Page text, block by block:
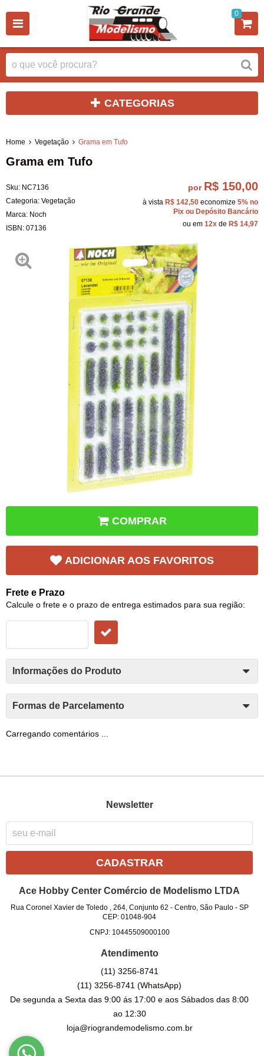
0
CATEGORIAS
Home Vegetação Grama em Tufo
Grama em Tufo
Sku: NC7136
Categoria: Vegetação
Marca: Noch
ISBN: 07136
por R$ 150,00
à vista R$ 142,50 economize 5% no
Pix ou Depósito Bancário
ou em 12x de R$ 14,97
COMPRAR
ADICIONAR AOS FAVORITOS
Frete e Prazo
Calcule o frete e o prazo de entrega estimados para sua região:
Informações do Produto
Formas de Parcelamento
Carregando comentários ...
Newsletter
CADASTRAR
Ace Hobby Center Comércio de Modelismo LTDA
Rua Coronel Xavier de Toledo , 264, Conjunto 62 - Centro, São Paulo- SP
CEP: 01048-904
CNPJ: 10445509000100
Atendimento
(11) 3256-8741
(11) 3256-8741(WhatsApp)
De segunda a Sexta das 9:00 ás 17:00 e aos Sábados das 8:00
ao 12:30
loja@riograndemodelismo.com.br